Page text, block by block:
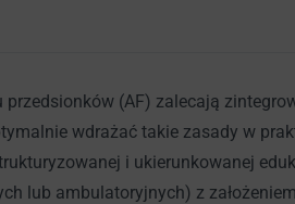
(AF) zalecają
wdrażać takie zasady w
i ukierunkowanej
lub ambulatoryjnych) z